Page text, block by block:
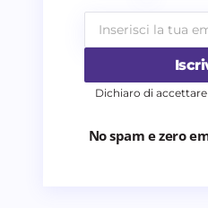
Dichiaro di accettare
No spam e zero